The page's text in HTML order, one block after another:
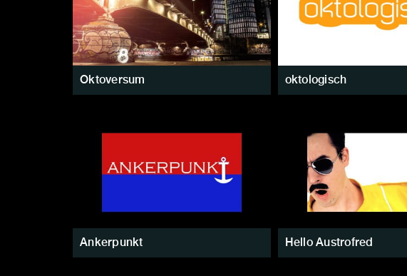
Oktoversum oktologisch
Ankerpunkt Hello Austrofred